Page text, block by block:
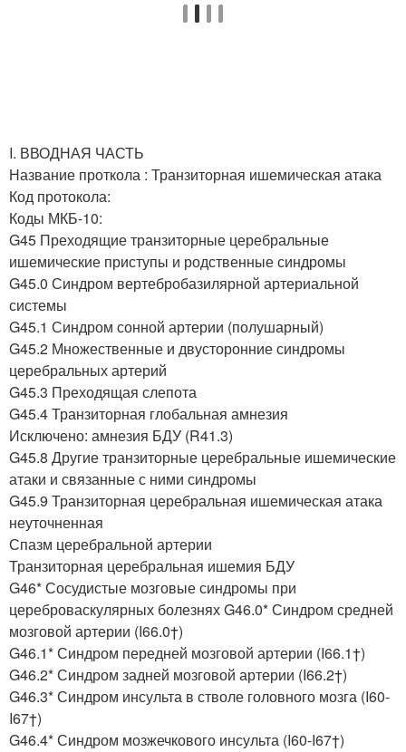
I. ВВОДНАЯ ЧАСТЬ
Название проткола : Транзиторная ишемическая атака
Код протокола:
Коды МКБ-10:
G45 Преходящие транзиторные церебральные
ишемические приступы и родственные синдромы
G45.0 Синдром вертебробазилярной артериальной
системы
G45.1 Синдром сонной артерии (полушарный)
G45.2 Множественные и двусторонние синдромы
церебральных артерий
G45.3 Преходящая слепота
G45.4 Транзиторная глобальная амнезия
Исключено: амнезия БДУ (R41.3)
G45.8 Другие транзиторные церебральные ишемические
атаки и связанные с ними синдромы
G45.9 Транзиторная церебральная ишемическая атака
неуточненная
Спазм церебральной артерии
Транзиторная церебральная ишемия БДУ
G46* Сосудистые мозговые синдромы при
цереброваскулярных болезнях G46.0* Синдром средней
мозговой артерии (I66.0†)
G46.1* Синдром передней мозговой артерии (I66.1†)
G46.2* Синдром задней мозговой артерии (I66.2†)
G46.3* Синдром инсульта в стволе головного мозга (I60-
I67†)
G46.4* Синдром мозжечкового инсульта (I60-I67†)